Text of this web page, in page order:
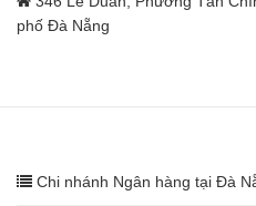
phố Đà Nẵng
Chi nhánh Ngân hàng tại Đà